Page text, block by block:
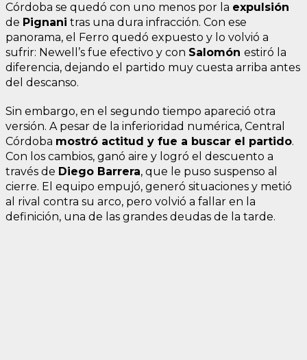
Córdoba se quedó con uno menos por la expulsión
de Pignani tras una dura infracción. Con ese
panorama, el Ferro quedó expuesto y lo volvió a
sufrir: Newell’s fue efectivo y con Salomón estiró la
diferencia, dejando el partido muy cuesta arriba antes
del descanso.
Sin embargo, en el segundo tiempo apareció otra
versión. A pesar de la inferioridad numérica, Central
Córdoba mostró actitud y fue a buscar el partido.
Con los cambios, ganó aire y logró el descuento a
través de Diego Barrera, que le puso suspenso al
cierre. El equipo empujó, generó situaciones y metió
al rival contra su arco, pero volvió a fallar en la
definición, una de las grandes deudas de la tarde.